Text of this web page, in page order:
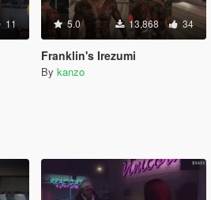
11 5.0 13,868 34
Franklin's Irezumi
By kanzo